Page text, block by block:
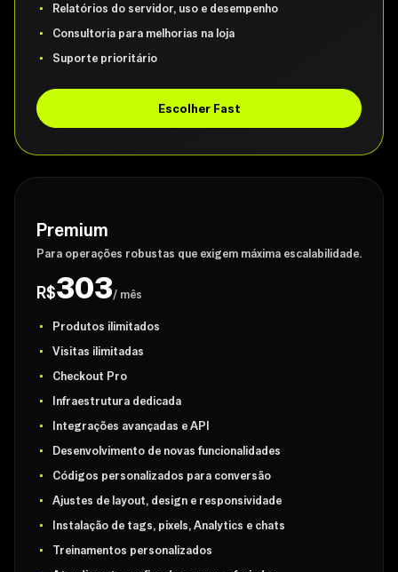
Relatórios do servidor, uso e desempenho
Consultoria para melhorias na loja
Suporte prioritário
Escolher Fast
Premium
Para operações robustas que exigem máxima escalabilidade.
R$303/ mês
Produtos ilimitados
Visitas ilimitadas
Checkout Pro
Infraestrutura dedicada
Integrações avançadas e API
Desenvolvimento de novas funcionalidades
Códigos personalizados para conversão
Ajustes de layout, design e responsividade
Instalação de tags, pixels, Analytics e chats
Treinamentos personalizados